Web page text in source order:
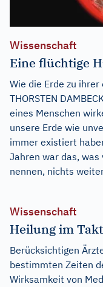
Wissenschaft
Eine flüchtige
Wie die Erde zu
THORSTEN
eines Menschen
unsere Erde wie
immer existiert
Jahren war das,
nennen, nichts
Wissenschaft
Heilung im
Berücksichtigen
bestimmten Zeiten
Wirksamkeit von